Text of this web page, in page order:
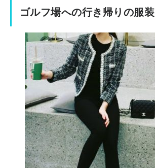
ゴルフ場への行き帰りの服装